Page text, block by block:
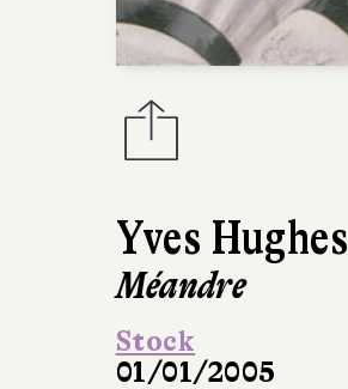
Yves Hughes
Méandre
Stock
01/01/2005